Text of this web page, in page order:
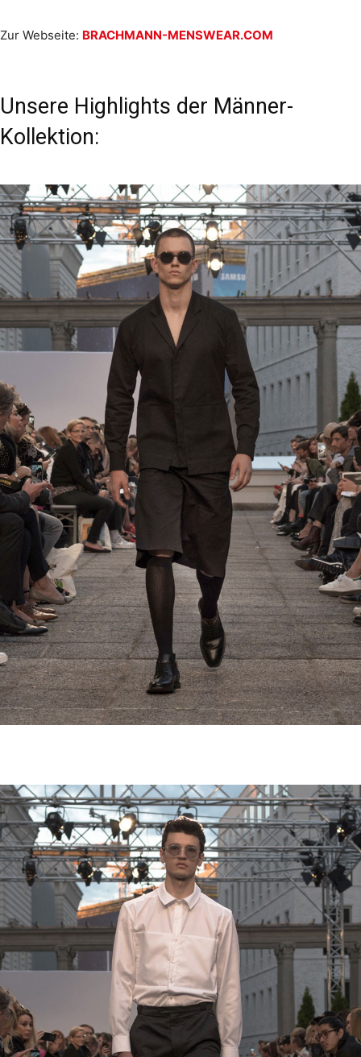
Zur Webseite: BRACHMANN-MENSWEAR.COM
Unsere Highlights der Männer-
Kollektion: